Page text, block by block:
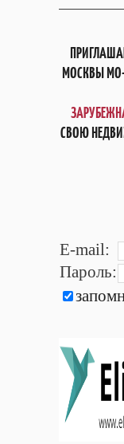
МОСКВЫ
СВОЮ
E-mail:
Пароль: